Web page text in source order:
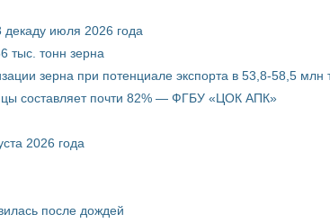
декаду июля 2026 года
тыс. тонн зерна
зерна при потенциале экспорта в 53,8-58,5 млн
составляет почти 82% — ФГБУ «ЦОК АПК»
2026 года
после дождей